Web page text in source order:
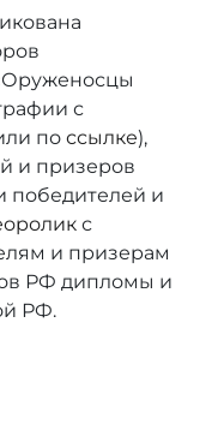
с
по ссылке),
и призеров
победителей и
с
и призерам
РФ дипломы и
РФ.